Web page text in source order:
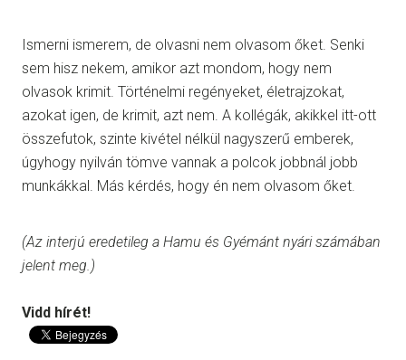
Ismerni ismerem, de olvasni nem olvasom őket. Senki
sem hisz nekem, amikor azt mondom, hogy nem
olvasok krimit. Történelmi regényeket, életrajzokat,
azokat igen, de krimit, azt nem. A kollégák, akikkel itt-ott
összefutok, szinte kivétel nélkül nagyszerű emberek,
úgyhogy nyilván tömve vannak a polcok jobbnál jobb
munkákkal. Más kérdés, hogy én nem olvasom őket.
(Az interjú eredetileg a Hamu és Gyémánt nyári számában
jelent meg.)
Vidd hírét!